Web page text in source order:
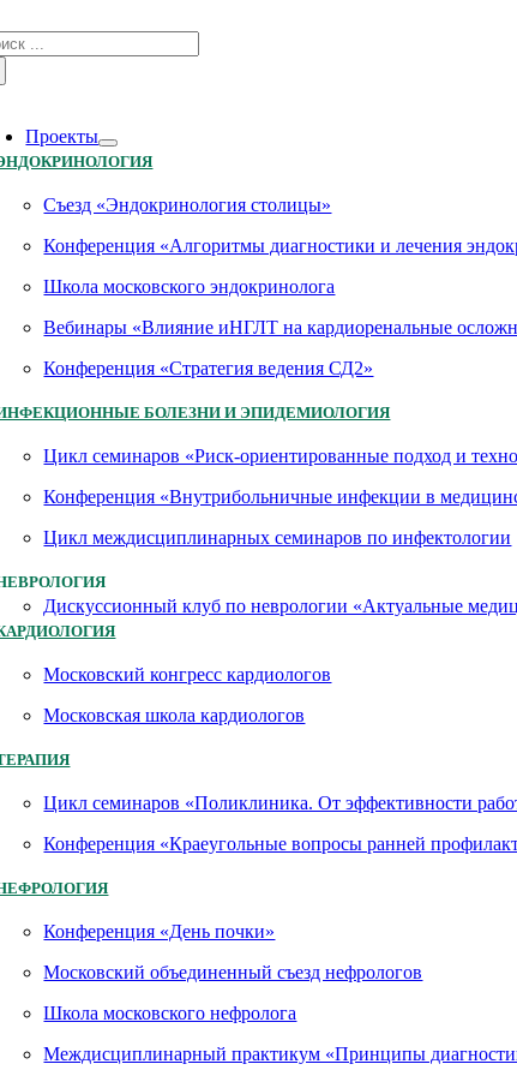
to
content
Проекты
Съезд «Эндокринология столицы»
Конференция «Алгоритмы диагностики и лечения
Школа московского эндокринолога
Вебинары «Влияние иНГЛТ на кардиоренальные
Конференция «Стратегия ведения СД2»
БОЛЕЗНИ И ЭПИДЕМИОЛОГИЯ
Цикл семинаров «Риск-ориентированные подход и
Конференция «Внутрибольничные инфекции в
Цикл междисциплинарных семинаров по инфектологии
Дискуссионный клуб по неврологии «Актуальные
Московский конгресс кардиологов
Московская школа кардиологов
Цикл семинаров «Поликлиника. От эффективности
Конференция «Краеугольные вопросы ранней
Конференция «День почки»
Московский объединенный съезд нефрологов
Школа московского нефролога
Междисциплинарный практикум «Принципы